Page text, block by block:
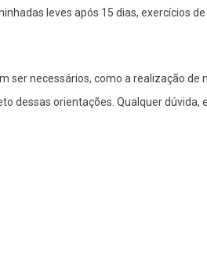
leves após 15 dias, exercícios
ser necessários, como a realização de
dessas orientações. Qualquer dúvida,